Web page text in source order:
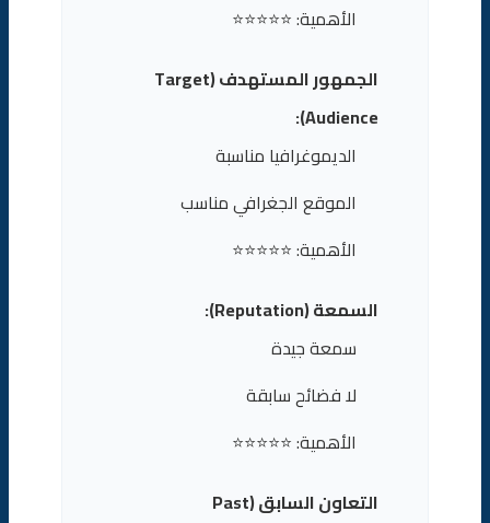
الأهمية: ⭐⭐⭐⭐⭐
الجمهور المستهدف (Target
Audience):
الديموغرافيا مناسبة
الموقع الجغرافي مناسب
الأهمية: ⭐⭐⭐⭐⭐
السمعة (Reputation):
سمعة جيدة
لا فضائح سابقة
الأهمية: ⭐⭐⭐⭐⭐
التعاون السابق (Past